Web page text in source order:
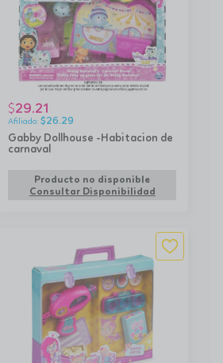
Gabby Dollhouse -Habitacion de
carnaval
$29.21
$26.29
Producto no disponible
Consultar Disponibilidad